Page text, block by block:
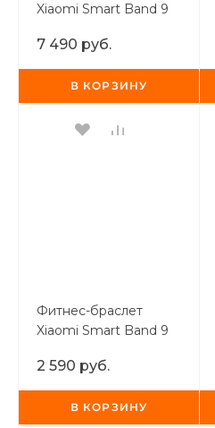
Xiaomi Smart Band 9
7 490 руб.
В КОРЗИНУ
Фитнес-браслет
Xiaomi Smart Band 9
2 590 руб.
В КОРЗИНУ